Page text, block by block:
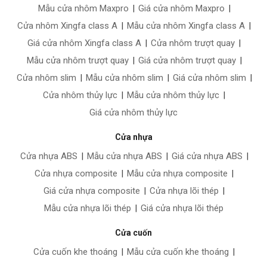
Mẫu cửa nhôm Maxpro | Giá cửa nhôm Maxpro |
Cửa nhôm Xingfa class A | Mẫu cửa nhôm Xingfa class A |
Giá cửa nhôm Xingfa class A | Cửa nhôm trượt quay |
Mẫu cửa nhôm trượt quay | Giá cửa nhôm trượt quay |
Cửa nhôm slim | Mẫu cửa nhôm slim | Giá cửa nhôm slim |
Cửa nhôm thủy lực | Mẫu cửa nhôm thủy lực |
Giá cửa nhôm thủy lực
Cửa nhựa
Cửa nhựa ABS | Mẫu cửa nhựa ABS | Giá cửa nhựa ABS |
Cửa nhựa composite | Mẫu cửa nhựa composite |
Giá cửa nhựa composite | Cửa nhựa lõi thép |
Mẫu cửa nhựa lõi thép | Giá cửa nhựa lõi thép
Cửa cuốn
Cửa cuốn khe thoáng | Mẫu cửa cuốn khe thoáng |